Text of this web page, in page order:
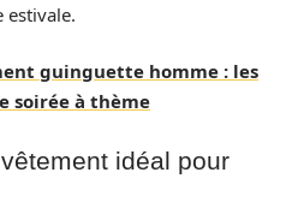
estivale.
guinguette homme : les
soirée à thème
idéal pour